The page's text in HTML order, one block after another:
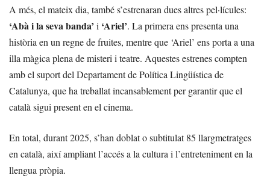
A més, el mateix dia, també s’estrenaran dues altres pel·lícules:
‘Abà i la seva banda’ i ‘Ariel’. La primera ens presenta una
història en un regne de fruites, mentre que ‘Ariel’ ens porta a una
illa màgica plena de misteri i teatre. Aquestes estrenes compten
amb el suport del Departament de Política Lingüística de
Catalunya, que ha treballat incansablement per garantir que el
català sigui present en el cinema.
En total, durant 2025, s’han doblat o subtitulat 85 llargmetratges
en català, així ampliant l’accés a la cultura i l’entreteniment en la
llengua pròpia.